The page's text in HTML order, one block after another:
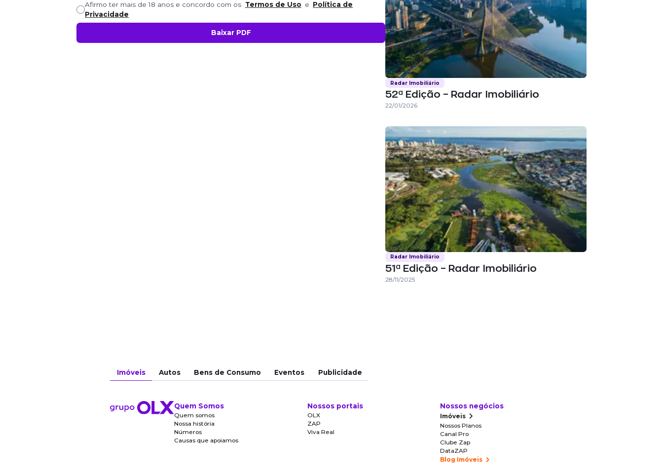
Afirmo ter mais de 18 anos e concordo com os Termos de Uso e Política de
Privacidade
Radar Imobiliário
52ª Edição – Radar Imobiliário
22/01/2026
Radar Imobiliário
51ª Edição – Radar Imobiliário
28/11/2025
Imóveis Autos Bens de Consumo Eventos Publicidade
Quem Somos
Quem somos
Nossa história
Números
Causas que apoiamos
Nossos portais
OLX
ZAP
Viva Real
Nossos negócios
Imóveis
Nossos Planos
Canal Pro
Clube Zap
DataZAP
Blog Imóveis